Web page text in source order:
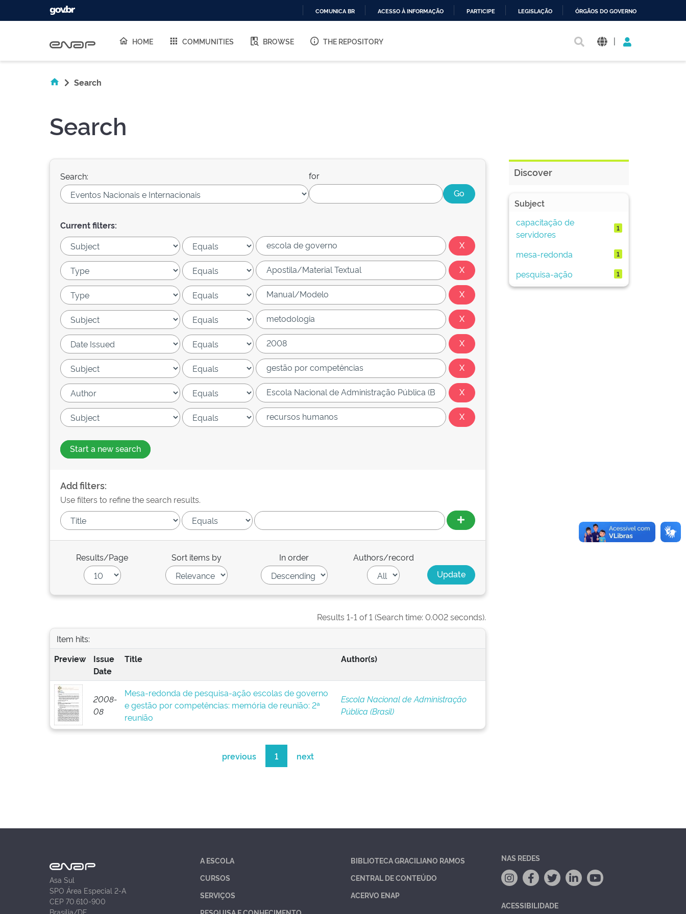
O
COMUNICA BR ACESSO À INFORMAÇÃO PARTICIPE LEGISLAÇÃO ÓRGÃOS DO GOVERNO
HOME COMMUNITIES BROWSE THE REPOSITORY |
Search
Search
Search: for
Current filters:
Start a new search
Add filters:
Use filters to refine the search results.
Results/Page Sort items by In order Authors/record
Results 1-1 of 1 (Search time: 0.002 seconds).
Item hits:
Preview
Issue
Date
Title Author(s)
2008-
08
Mesa-redonda de pesquisa-ação escolas de governo
e gestão por competências: memória de reunião: 2ª
reunião
Escola Nacional de Administração
Pública (Brasil)
previous 1 next
Discover
Subject
capacitação de
servidores
1
mesa-redonda 1
pesquisa-ação 1
Asa Sul
SPO Área Especial 2-A
CEP 70.610-900
Brasília/DF
A ESCOLA
CURSOS
SERVIÇOS
BIBLIOTECA GRACILIANO RAMOS
CENTRAL DE CONTEÚDO
ACERVO ENAP
NAS REDES
ACESSIBILIDADE